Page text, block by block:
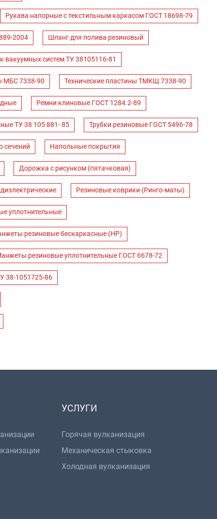
Рукава напорные с текстильным каркасом ГОСТ 18698-79
2004 Шланг для полива резиновый
вакуумных систем ТУ 38105116-81
МБС 7338-90 Технические пластины ТМКЩ 7338-90
Ремни клиновые ГОСТ 1284.2-89
ТУ 38 105 881- 85 Трубки резиновые ГОСТ 5496-78
сечений Напольные покрытия
Дорожка с рисунком (пятачковая)
Резиновые коврики (Ринго-маты)
уплотнительные
резиновые бескаркасные (НР)
резиновые уплотнительные ГОСТ 6678-72
38-1051725-86
УСЛУГИ
Горячая вулканизация
Механическая стыковка
Холодная вулканизация